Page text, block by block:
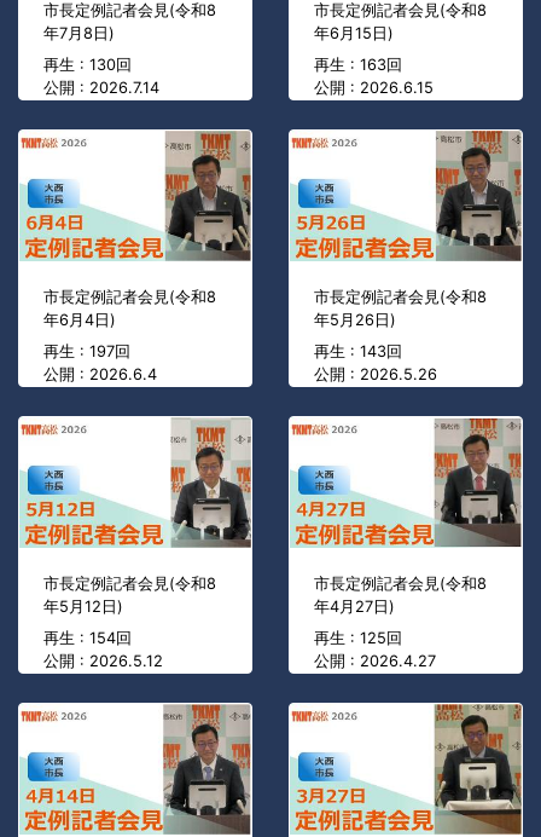
市長定例記者会見(令和8
年7月8日)
再生 : 130回
公開 : 2026.7.14
市長定例記者会見(令和8
年6月15日)
再生 : 163回
公開 : 2026.6.15
市長定例記者会見(令和8
年6月4日)
再生 : 197回
公開 : 2026.6.4
市長定例記者会見(令和8
年5月26日)
再生 : 143回
公開 : 2026.5.26
市長定例記者会見(令和8
年5月12日)
再生 : 154回
公開 : 2026.5.12
市長定例記者会見(令和8
年4月27日)
再生 : 125回
公開 : 2026.4.27